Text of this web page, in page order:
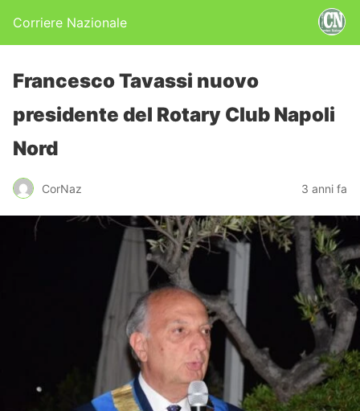
Corriere Nazionale
Francesco Tavassi nuovo
presidente del Rotary Club Napoli
Nord
CorNaz 3 anni fa